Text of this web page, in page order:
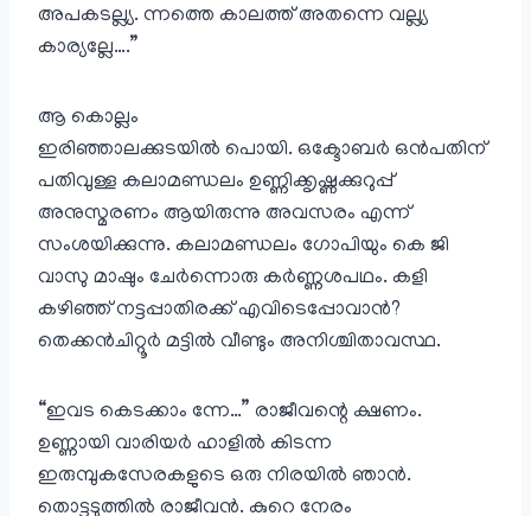
അപകടല്ല്യ. ന്നത്തെ കാലത്ത് അതന്നെ വല്ല്യ
കാര്യല്ലേ….”
ആ കൊല്ലം
ഇരിഞ്ഞാലക്കുടയിൽ പൊയി. ഒക്ടോബർ ഒൻപതിന്
പതിവുള്ള കലാമണ്ഡലം ഉണ്ണിക്കൃഷ്ണക്കുറുപ്പ്
അനുസ്മരണം ആയിരുന്നു അവസരം എന്ന്
സംശയിക്കുന്നു. കലാമണ്ഡലം ഗോപിയും കെ ജി
വാസു മാഷും ചേർന്നൊരു കർണ്ണശപഥം. കളി
കഴിഞ്ഞ് നട്ടപ്പാതിരക്ക് എവിടെപ്പോവാൻ?
തെക്കൻചിറ്റൂർ മട്ടിൽ വീണ്ടും അനിശ്ചിതാവസ്ഥ.
“ഇവട കെടക്കാം ന്നേ…” രാജീവന്റെ ക്ഷണം.
ഉണ്ണായി വാരിയർ ഹാളിൽ കിടന്ന
ഇരുമ്പുകസേരകളുടെ ഒരു നിരയിൽ ഞാൻ.
തൊട്ടടുത്തിൽ രാജീവൻ. കുറെ നേരം